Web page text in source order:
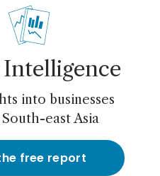
Intelligence
into businesses
east Asia
free report